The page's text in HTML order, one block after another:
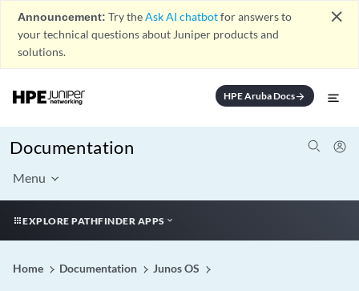
Announcement: Try theAsk AI chatbotfor answers to
your technical questions about Juniper products and
solutions.
close
HPE Aruba Docsarrow_forward
Documentation
Menu
EXPLORE PATHFINDER APPS
Home Documentation Junos OS